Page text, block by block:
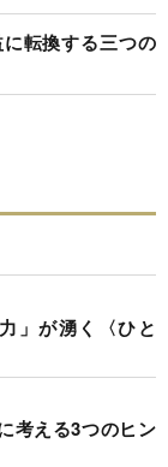
転換する三つの
」が湧く〈ひと
考える3つのヒン